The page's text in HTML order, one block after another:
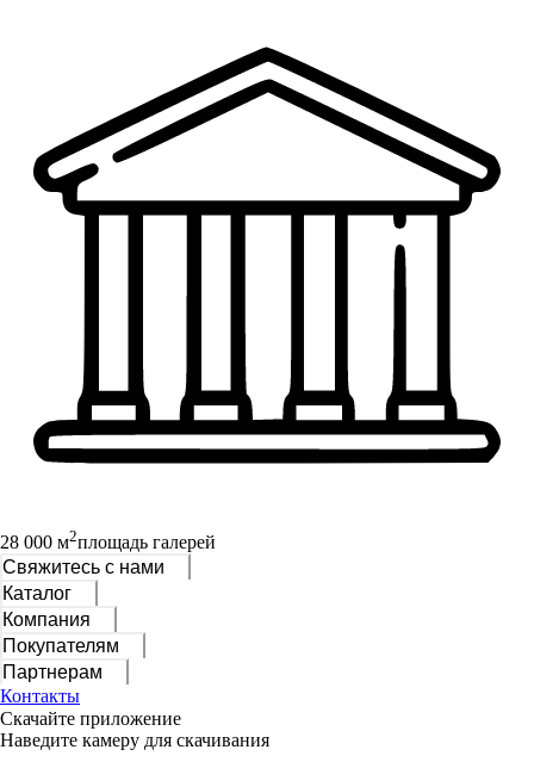
28 000 м2площадь галерей
Свяжитесь с нами
Каталог
Компания
Покупателям
Партнерам
Контакты
Скачайте приложение
Наведите камеру для скачивания